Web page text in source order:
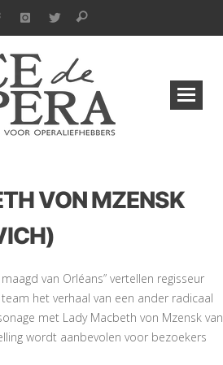
VON MZENSK
maagd van Orléans” vertellen regisseur
het verhaal van een ander radicaal
met Lady Macbeth von Mzensk van
wordt aanbevolen voor bezoekers